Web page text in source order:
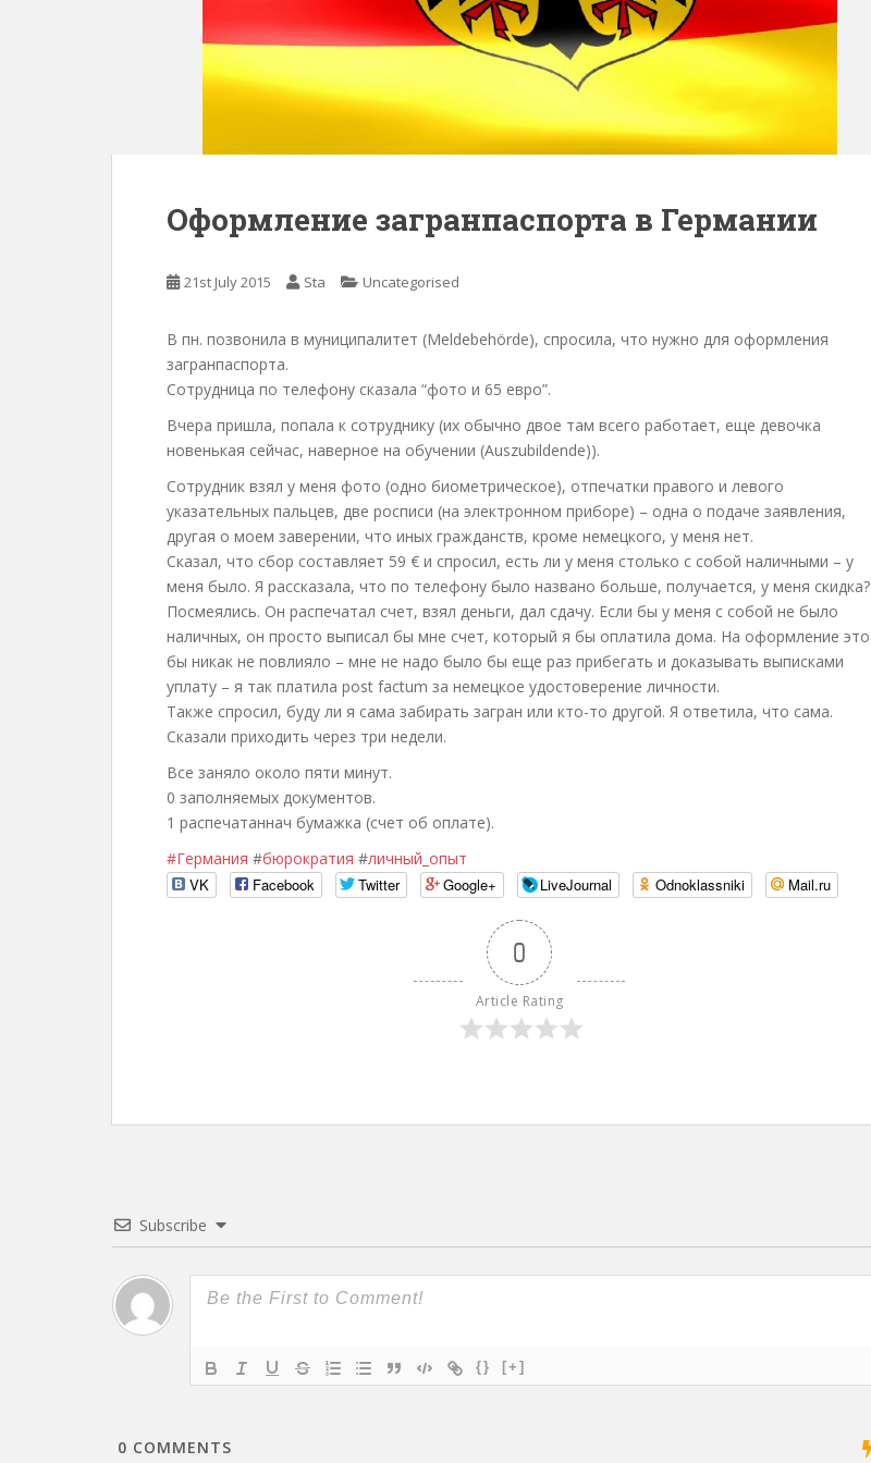
Оформление загранпаспорта в Германии
21st July 2015 Sta Uncategorised
В пн. позвонила в муниципалитет (Meldebehörde), спросила, что нужно для оформления
загранпаспорта.
Сотрудница по телефону сказала “фото и 65 евро”.
Вчера пришла, попала к сотруднику (их обычно двое там всего работает, еще девочка
новенькая сейчас, наверное на обучении (Auszubildende)).
Сотрудник взял у меня фото (одно биометрическое), отпечатки правого и левого
указательных пальцев, две росписи (на электронном приборе) – одна о подаче заявления,
другая о моем заверении, что иных гражданств, кроме немецкого, у меня нет.
Сказал, что сбор составляет 59 € и спросил, есть ли у меня столько с собой наличными – у
меня было. Я рассказала, что по телефону было названо больше, получается, у меня скидка?
Посмеялись. Он распечатал счет, взял деньги, дал сдачу. Если бы у меня с собой не было
наличных, он просто выписал бы мне счет, который я бы оплатила дома. На оформление это
бы никак не повлияло – мне не надо было бы еще раз прибегать и доказывать выписками
уплату – я так платила post factum за немецкое удостоверение личности.
Также спросил, буду ли я сама забирать загран или кто-то другой. Я ответила, что сама.
Сказали приходить через три недели.
Все заняло около пяти минут.
0 заполняемых документов.
1 распечатаннач бумажка (счет об оплате).
#Германия #бюрократия #личный_опыт
VK
Facebook Twitter Google+ LiveJournal Odnoklassniki Mail.ru
0
Article Rating
Subscribe
{} [+]
0 COMMENTS